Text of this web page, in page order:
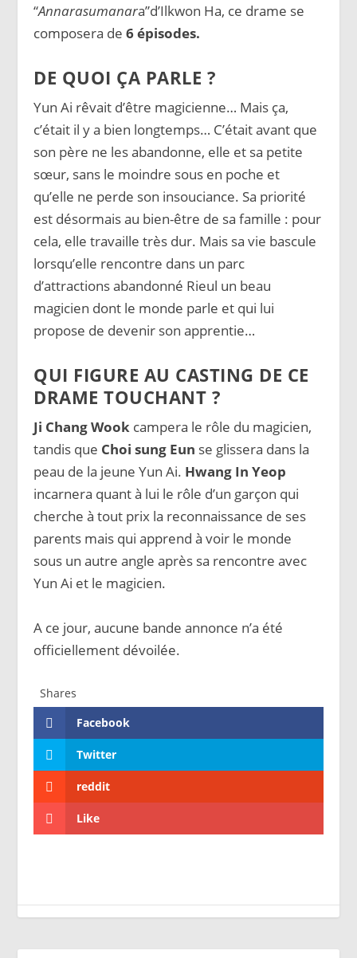
“Annarasumanara”d’Ilkwon Ha, ce drame se
composera de 6 épisodes.
DE QUOI ÇA PARLE ?
Yun Ai rêvait d’être magicienne… Mais ça,
c’était il y a bien longtemps… C’était avant que
son père ne les abandonne, elle et sa petite
sœur, sans le moindre sous en poche et
qu’elle ne perde son insouciance. Sa priorité
est désormais au bien-être de sa famille : pour
cela, elle travaille très dur. Mais sa vie bascule
lorsqu’elle rencontre dans un parc
d’attractions abandonné Rieul un beau
magicien dont le monde parle et qui lui
propose de devenir son apprentie…
QUI FIGURE AU CASTING DE CE
DRAME TOUCHANT ?
Ji Chang Wook campera le rôle du magicien,
tandis que Choi sung Eun se glissera dans la
peau de la jeune Yun Ai. Hwang In Yeop
incarnera quant à lui le rôle d’un garçon qui
cherche à tout prix la reconnaissance de ses
parents mais qui apprend à voir le monde
sous un autre angle après sa rencontre avec
Yun Ai et le magicien.
A ce jour, aucune bande annonce n’a été
officiellement dévoilée.
Shares
Facebook
Twitter
reddit
Like